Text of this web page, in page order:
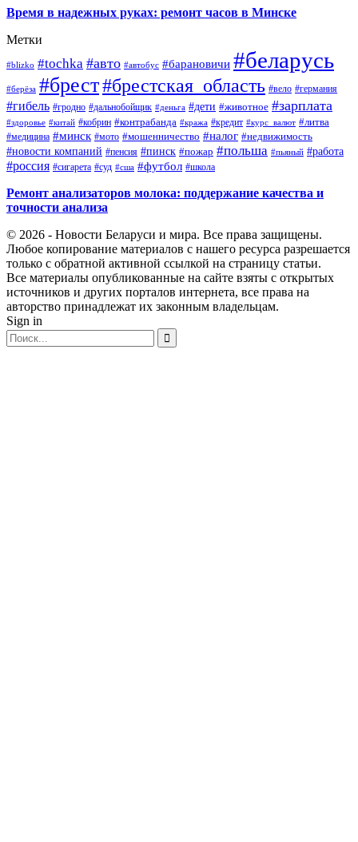
Время в надежных руках: ремонт часов в Минске
Метки
#blizko #tochka #авто #автобус #барановичи #беларусь
#берёза #брест#брестская_область #вело #германия
#гибель #гродно #дальнобойщик #деньга #дети #животное #зарплата
#здоровье #китай #кобрин #контрабанда #кража #кредит #курс_валют #литва
#медицина #минск #мото #мошенничество #налог #недвижимость
#новости компаний #пенсия #пинск #пожар #польша #пьяный #работа
#россия #сигарета #суд #сша #футбол #школа
Ремонт анализаторов молока: поддержание качества и
точности анализа
© 2026 - Новости Беларуси и мира. Все права защищены.
Любое копирование материалов с нашего ресурса разрешается
только с обратной активной ссылкой на страницу статьи.
Все материалы опубликованные на сайте взяты с открытых
источников и других порталов интернета, все права на
авторство принадлежат их законным владельцам.
Sign in